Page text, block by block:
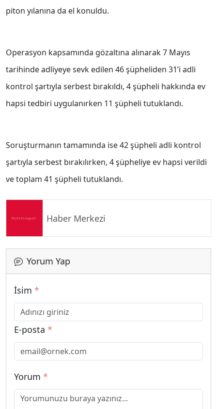
piton yılanına da el konuldu.
Operasyon kapsamında gözaltına alınarak 7 Mayıs
tarihinde adliyeye sevk edilen 46 şüpheliden 31’i adli
kontrol şartıyla serbest bırakıldı, 4 şüpheli hakkında ev
hapsi tedbiri uygulanırken 11 şüpheli tutuklandı.
Soruşturmanın tamamında ise 42 şüpheli adli kontrol
şartıyla serbest bırakılırken, 4 şüpheliye ev hapsi verildi
ve toplam 41 şüpheli tutuklandı.
Haber Merkezi
Yorum Yap
İsim *
E-posta *
Yorum *